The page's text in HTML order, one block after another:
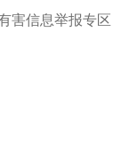
害信息举报专区